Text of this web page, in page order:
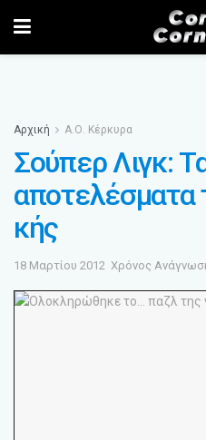
Αρχική Α.Ο. Κέρκυρα
Σούπερ Λιγκ:
αποτελέσματα
κής
18 Μαρτίου 2012 Χρόνος